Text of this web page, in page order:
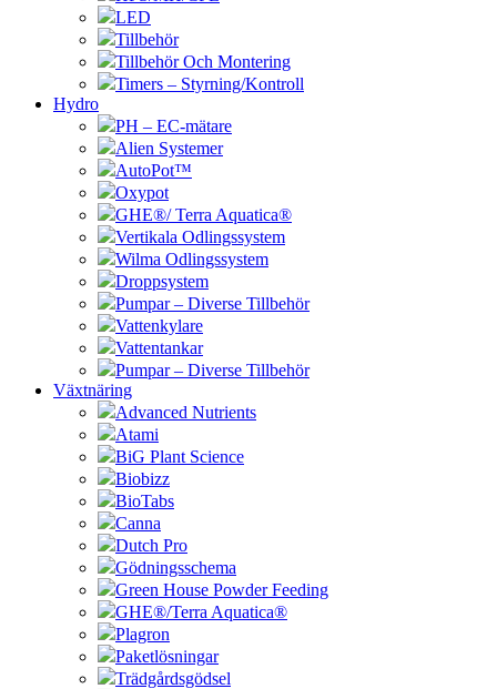
LED
Tillbehör
Tillbehör Och Montering
Timers – Styrning/Kontroll
Hydro
PH – EC-mätare
Alien Systemer
AutoPot™
Oxypot
GHE®/ Terra Aquatica®
Vertikala Odlingssystem
Wilma Odlingssystem
Droppsystem
Pumpar – Diverse Tillbehör
Vattenkylare
Vattentankar
Pumpar – Diverse Tillbehör
Växtnäring
Advanced Nutrients
Atami
BiG Plant Science
Biobizz
BioTabs
Canna
Dutch Pro
Gödningsschema
Green House Powder Feeding
GHE®/Terra Aquatica®
Plagron
Paketlösningar
Trädgårdsgödsel